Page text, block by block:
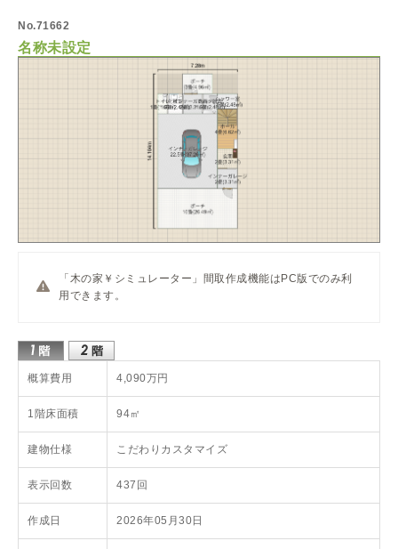
No.71662
名称未設定
「木の家￥シミュレーター」間取作成機能はPC版でのみ利
用できます。
概算費用 4,090万円
1階床面積 94㎡
建物仕様 こだわりカスタマイズ
表示回数 437回
作成日 2026年05月30日